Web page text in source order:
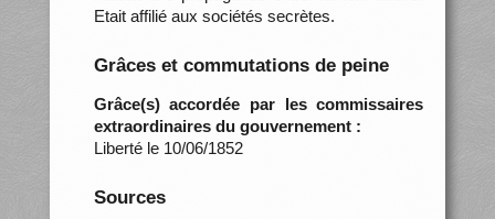
Etait affilié aux sociétés secrètes.
Grâces et commutations de peine
Grâce(s) accordée par les commissaires
extraordinaires du gouvernement :
Liberté le 10/06/1852
Sources